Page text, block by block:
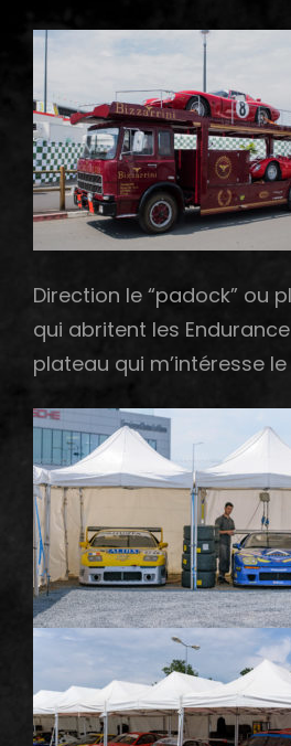
Direction le “padock” ou
qui abritent les Endurance
plateau qui m’intéresse